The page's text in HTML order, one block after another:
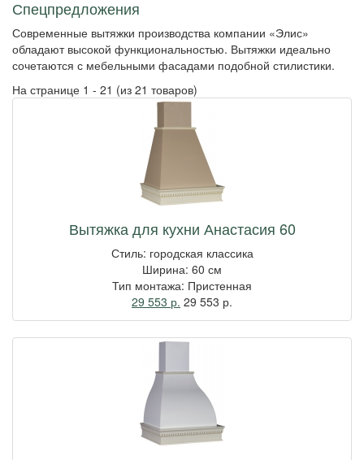
Спецпредложения
Современные вытяжки производства компании «Элис»
обладают высокой функциональностью. Вытяжки идеально
сочетаются с мебельными фасадами подобной стилистики.
На странице 1 - 21 (из 21 товаров)
Вытяжка для кухни Анастасия 60
Стиль: городская классика
Ширина: 60 см
Тип монтажа: Пристенная
29 553 р. 29 553 р.